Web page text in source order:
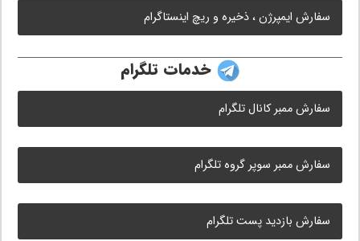
سفارش ایمپرژن ، ذخیره و ریچ اینستاگرام
خدمات تلگرام
سفارش ممبر کانال تلگرام
سفارش ممبر سوپر گروه تلگرام
سفارش بازدید پست تلگرام